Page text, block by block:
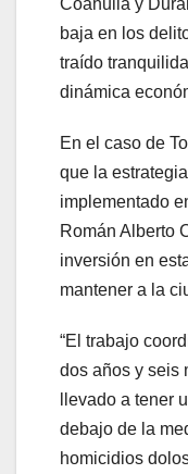
Coahuila y
baja en los
traído
dinámica
En el caso de
que la
implementado
Román Alberto
inversión en
mantener a la
“El trabajo
dos años y seis
llevado a tener
debajo de la
homicidios